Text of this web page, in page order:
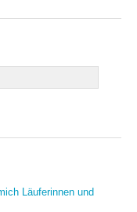
Läuferinnen und